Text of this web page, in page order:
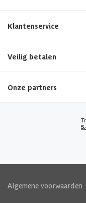
Klantenservice
Veilig betalen
Onze partners
Algemene voorwaarden